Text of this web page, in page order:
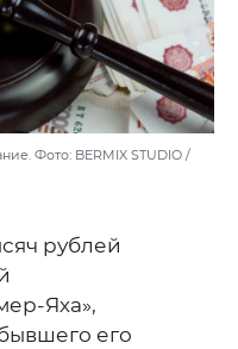
Фото: BERMIX STUDIO /
рублей
Яха»,
его